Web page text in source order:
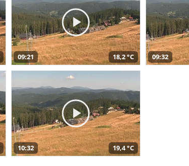
09:21 18,2 °C 09:32
10:32 19,4 °C